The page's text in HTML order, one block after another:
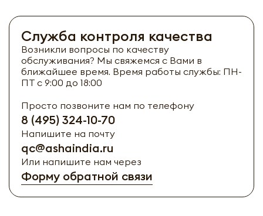
Служба контроля качества
Возникли вопросы по качеству
обслуживания? Мы свяжемся с Вами в
ближайшее время. Время работы службы: ПН-
ПТ с 9:00 до 18:00
Просто позвоните нам по телефону
8 (495) 324-10-70
Напишите на почту
qc@ashaindia.ru
Или напишите нам через
Форму обратной связи